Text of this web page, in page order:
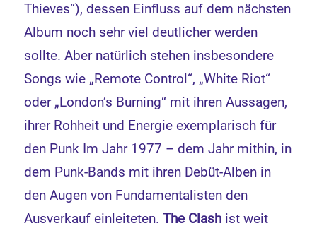
Thieves“), dessen Einfluss auf dem nächsten
Album noch sehr viel deutlicher werden
sollte. Aber natürlich stehen insbesondere
Songs wie „Remote Control“, „White Riot“
oder „London’s Burning“ mit ihren Aussagen,
ihrer Rohheit und Energie exemplarisch für
den Punk Im Jahr 1977 – dem Jahr mithin, in
dem Punk-Bands mit ihren Debüt-Alben in
den Augen von Fundamentalisten den
Ausverkauf einleiteten.The Clash ist weit